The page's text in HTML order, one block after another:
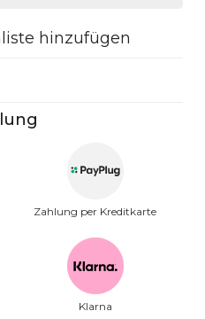
hinzufügen
Zahlung per Kreditkarte
Klarna